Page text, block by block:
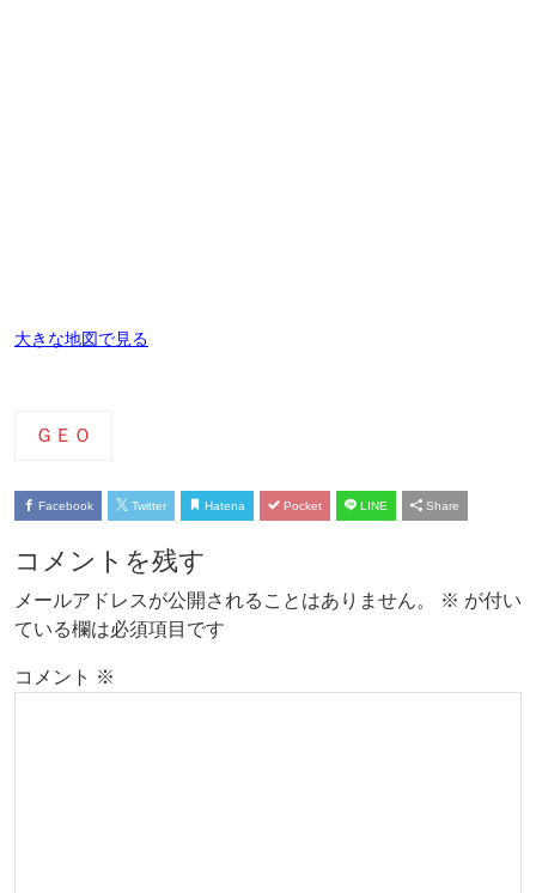
大きな地図で見る
ＧＥＯ
Facebook Twitter Hatena Pocket LINE Share
コメントを残す
メールアドレスが公開されることはありません。 ※ が付い
ている欄は必須項目です
コメント ※